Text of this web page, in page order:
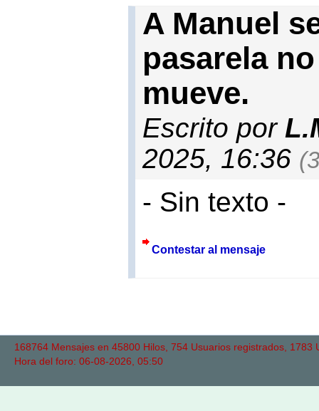
A Manuel
pasarela
mueve.
Escrito por
2025, 16:36
- Sin texto -
Contestar al mensaje
168764 Mensajes en 45800 Hilos, 754 Usuarios registrados,
Hora del foro: 06-08-2026, 05:50